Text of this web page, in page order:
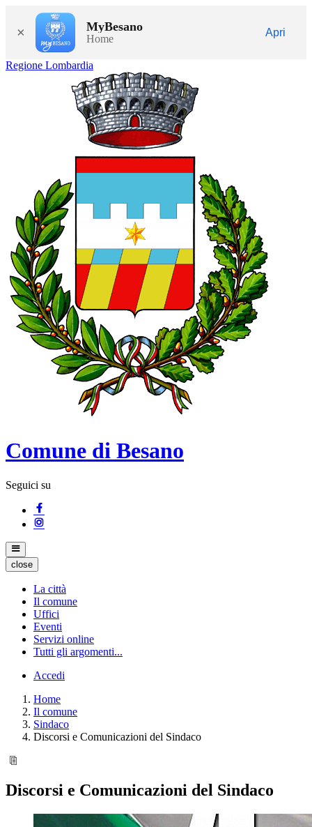
× MyBesano
Home
Apri
Regione Lombardia
Comune di Besano
Seguici su
close
La città
Il comune
Uffici
Eventi
Servizi online
Tutti gli argomenti...
Accedi
Home
Il comune
Sindaco
Discorsi e Comunicazioni del Sindaco
Discorsi e Comunicazioni del Sindaco